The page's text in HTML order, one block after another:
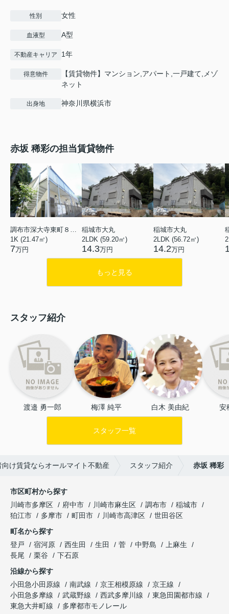
性別 女性
血液型 A型
不動産キャリア 1年
得意物件
【賃貸物件】マンション,アパート,一戸建て,メゾ
ネット
出身地 神奈川県横浜市
赤坂 稀彩の担当賃貸物件
1K (21.47㎡)
7万円
稲城市大丸
2LDK (59.20㎡)
14.3万円
稲城市大丸
2LDK (56.72㎡)
14.2万円
もっと見る
スタッフ紹介
渡邉 勇一郎 梅澤 純平 白木 美由紀 安
スタッフ一覧
け賃貸ならオールマイト不動産 スタッフ紹介 赤坂 稀彩
市区町村から探す
川崎市多摩区
府中市 川崎市麻生区 調布市
稲城市
狛江市
多摩市 町田市 川崎市高津区
世田谷区
町名から探す
登戸
宿河原 西生田 生田 菅 中野島
上麻生
長尾
栗谷
下石原
沿線から探す
小田急小田原線
南武線 京王相模原線
京王線
小田急多摩線
武蔵野線 西武多摩川線
東急田園都市線
東急大井町線
多摩都市モノレール